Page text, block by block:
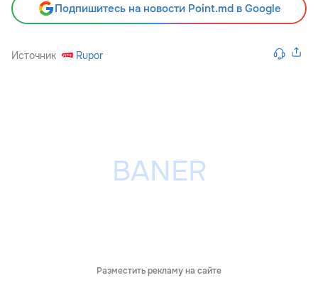
Подпишитесь на новости Point.md в Google
Источник Rupor
Разместить рекламу на сайте